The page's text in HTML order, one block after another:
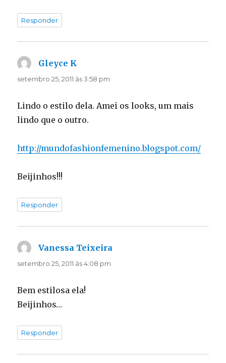
Responder
Gleyce K
setembro 25, 2011 às 3:58 pm
Lindo o estilo dela. Amei os looks, um mais
lindo que o outro.
http://mundofashionfemenino.blogspot.com/
Beijinhos!!!
Responder
Vanessa Teixeira
setembro 25, 2011 às 4:08 pm
Bem estilosa ela!
Beijinhos…
Responder